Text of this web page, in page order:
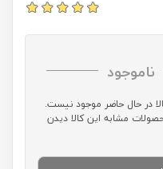
ناموجود
در حال حاضر موجود نیست.
مشابه این کالا دیدن